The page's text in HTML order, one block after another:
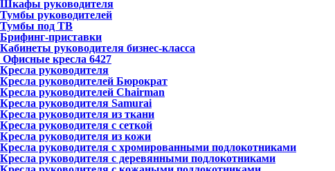
Шкафы руководителя
Тумбы руководителей
Тумбы под ТВ
Брифинг-приставки
Кабинеты руководителя бизнес-класса
Офисные кресла 6427
Кресла руководителя
Кресла руководителей Бюрократ
Кресла руководителей Chairman
Кресла руководителя Samurai
Кресла руководителя из ткани
Кресла руководителя с сеткой
Кресла руководителя из кожи
Кресла руководителя с хромированными подлокотниками
Кресла руководителя с деревянными подлокотниками